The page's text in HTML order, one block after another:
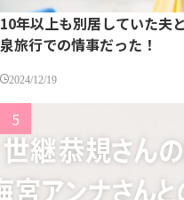
10年以上も別居していた夫
泉旅行での情事だった！
2024/12/19